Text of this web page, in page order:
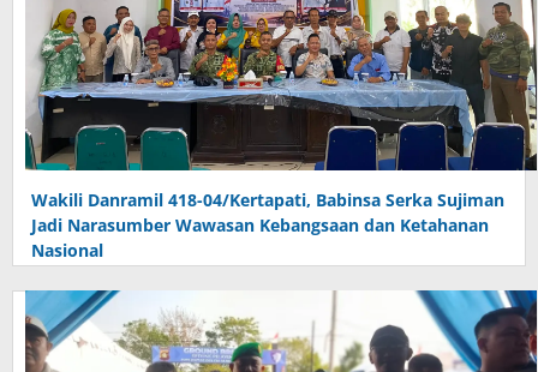
Wakili Danramil 418-04/Kertapati, Babinsa Serka Sujiman
Jadi Narasumber Wawasan Kebangsaan dan Ketahanan
Nasional